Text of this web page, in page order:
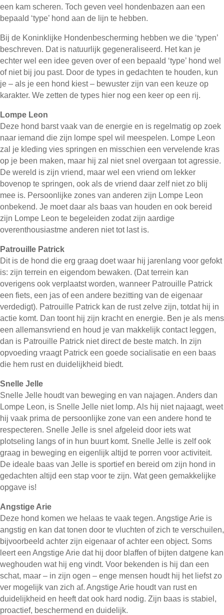
een kam scheren. Toch geven veel hondenbazen aan een
bepaald ‘type’ hond aan de lijn te hebben.
Bij de Koninklijke Hondenbescherming hebben we die ‘typen’
beschreven. Dat is natuurlijk gegeneraliseerd. Het kan je
echter wel een idee geven over of een bepaald ‘type’ hond wel
of niet bij jou past. Door de types in gedachten te houden, kun
je – als je een hond kiest – bewuster zijn van een keuze op
karakter. We zetten de types hier nog een keer op een rij.
Lompe Leon
Deze hond barst vaak van de energie en is regelmatig op zoek
naar iemand die zijn lompe spel wil meespelen. Lompe Leon
zal je kleding vies springen en misschien een vervelende kras
op je been maken, maar hij zal niet snel overgaan tot agressie.
De wereld is zijn vriend, maar wel een vriend om lekker
bovenop te springen, ook als de vriend daar zelf niet zo blij
mee is. Persoonlijke zones van anderen zijn Lompe Leon
onbekend. Je moet daar als baas van houden en ook bereid
zijn Lompe Leon te begeleiden zodat zijn aardige
overenthousiastme anderen niet tot last is.
Patrouille Patrick
Dit is de hond die erg graag doet waar hij jarenlang voor gefokt
is: zijn terrein en eigendom bewaken. (Dat terrein kan
overigens ook verplaatst worden, wanneer Patrouille Patrick
een fiets, een jas of een andere bezitting van de eigenaar
verdedigt). Patrouille Patrick kan de rust zelve zijn, totdat hij in
actie komt. Dan toont hij zijn kracht en energie. Ben je als mens
een allemansvriend en houd je van makkelijk contact leggen,
dan is Patrouille Patrick niet direct de beste match. In zijn
opvoeding vraagt Patrick een goede socialisatie en een baas
die hem rust en duidelijkheid biedt.
Snelle Jelle
Snelle Jelle houdt van beweging en van najagen. Anders dan
Lompe Leon, is Snelle Jelle niet lomp. Als hij niet najaagt, weet
hij vaak prima de persoonlijke zone van een andere hond te
respecteren. Snelle Jelle is snel afgeleid door iets wat
plotseling langs of in hun buurt komt. Snelle Jelle is zelf ook
graag in beweging en eigenlijk altijd te porren voor activiteit.
De ideale baas van Jelle is sportief en bereid om zijn hond in
gedachten altijd een stap voor te zijn. Wat geen gemakkelijke
opgave is!
Angstige Arie
Deze hond komen we helaas te vaak tegen. Angstige Arie is
angstig en kan dat tonen door te vluchten of zich te verschuilen,
bijvoorbeeld achter zijn eigenaar of achter een object. Soms
leert een Angstige Arie dat hij door blaffen of bijten datgene kan
weghouden wat hij eng vindt. Voor bekenden is hij dan een
schat, maar – in zijn ogen – enge mensen houdt hij het liefst zo
ver mogelijk van zich af. Angstige Arie houdt van rust en
duidelijkheid en heeft dat ook hard nodig. Zijn baas is stabiel,
proactief, beschermend en duidelijk.